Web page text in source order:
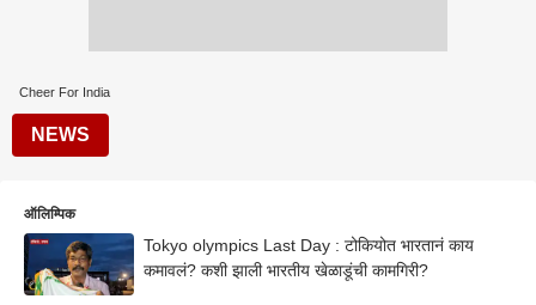
Cheer For India
NEWS
ऑलिम्पिक
Tokyo olympics Last Day : टोकियोत भारतानं काय
कमावलं? कशी झाली भारतीय खेळाडूंची कामगिरी?